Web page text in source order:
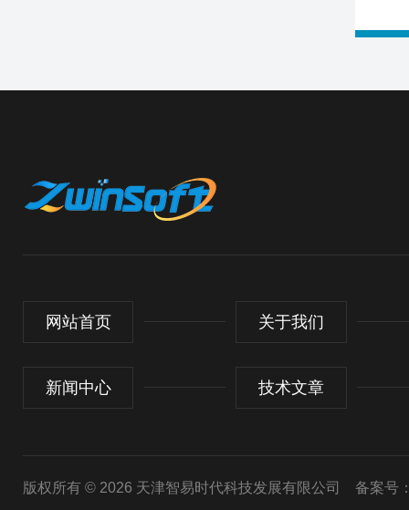
网站首页 关于我们
新闻中心 技术文章
版权所有 © 2026 天津智易时代科技发展有限公司 备案号